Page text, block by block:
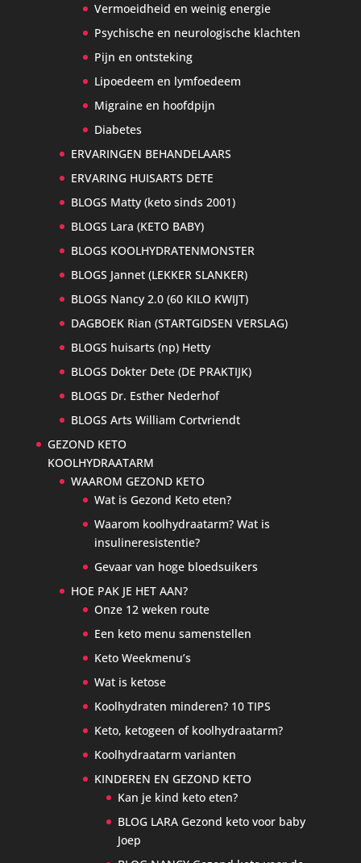
Vermoeidheid en weinig energie
Psychische en neurologische klachten
Pijn en ontsteking
Lipoedeem en lymfoedeem
Migraine en hoofdpijn
Diabetes
ERVARINGEN BEHANDELAARS
ERVARING HUISARTS DETE
BLOGS Matty (keto sinds 2001)
BLOGS Lara (KETO BABY)
BLOGS KOOLHYDRATENMONSTER
BLOGS Jannet (LEKKER SLANKER)
BLOGS Nancy 2.0 (60 KILO KWIJT)
DAGBOEK Rian (STARTGIDSEN VERSLAG)
BLOGS huisarts (np) Hetty
BLOGS Dokter Dete (DE PRAKTIJK)
BLOGS Dr. Esther Nederhof
BLOGS Arts William Cortvriendt
GEZOND KETO
KOOLHYDRAATARM
WAAROM GEZOND KETO
Wat is Gezond Keto eten?
Waarom koolhydraatarm? Wat is
insulineresistentie?
Gevaar van hoge bloedsuikers
HOE PAK JE HET AAN?
Onze 12 weken route
Een keto menu samenstellen
Keto Weekmenu’s
Wat is ketose
Koolhydraten minderen? 10 TIPS
Keto, ketogeen of koolhydraatarm?
Koolhydraatarm varianten
KINDEREN EN GEZOND KETO
Kan je kind keto eten?
BLOG LARA Gezond keto voor baby
Joep